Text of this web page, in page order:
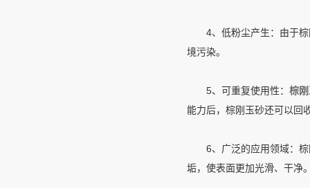
4、低粉尘产生：由于棕
境污染。
5、可重复使用性： 棕
能力后，棕刚玉砂还可以回
6、广泛的应用领域：棕
垢，使表面更加光滑、干净